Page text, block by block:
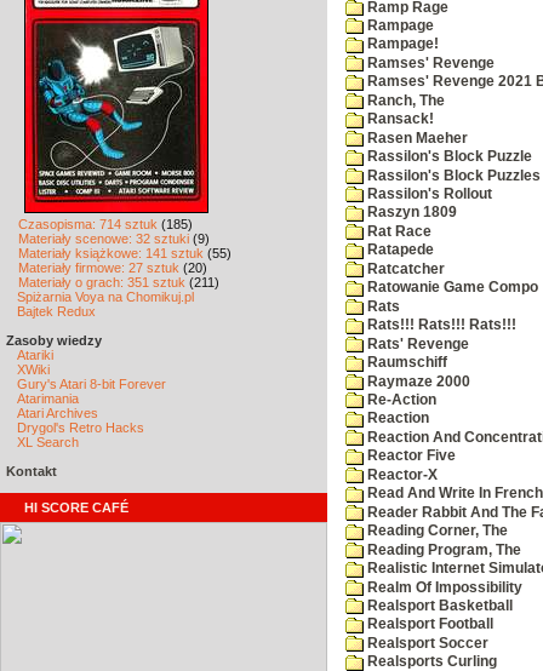
Czasopisma: 714 sztuk (185)
Materiały scenowe: 32 sztuki (9)
Materiały książkowe: 141 sztuk (55)
Materiały firmowe: 27 sztuk (20)
Materiały o grach: 351 sztuk (211)
Spiżarnia Voya na Chomikuj.pl
Bajtek Redux
Zasoby wiedzy
Atariki
XWiki
Gury's Atari 8-bit Forever
Atarimania
Atari Archives
Drygol's Retro Hacks
XL Search
Kontakt
HI SCORE CAFÉ
Ramp Rage
Rampage
Rampage!
Ramses' Revenge
Ramses' Revenge 2021
Ranch, The
Ransack!
Rasen Maeher
Rassilon's Block Puzzle
Rassilon's Block Puzzles
Rassilon's Rollout
Raszyn 1809
Rat Race
Ratapede
Ratcatcher
Ratowanie Game Compo
Rats
Rats!!! Rats!!! Rats!!!
Rats' Revenge
Raumschiff
Raymaze 2000
Re-Action
Reaction
Reaction And
Reactor Five
Reactor-X
Read And Write In
Reader Rabbit And The
Reading Corner, The
Reading Program, The
Realistic Internet
Realm Of Impossibility
Realsport Basketball
Realsport Football
Realsport Soccer
Realsports Curling